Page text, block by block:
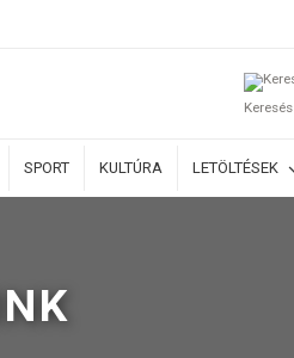
Keresés
SPORT KULTÚRA LETÖLTÉSEK